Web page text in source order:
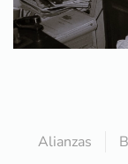
Alianzas